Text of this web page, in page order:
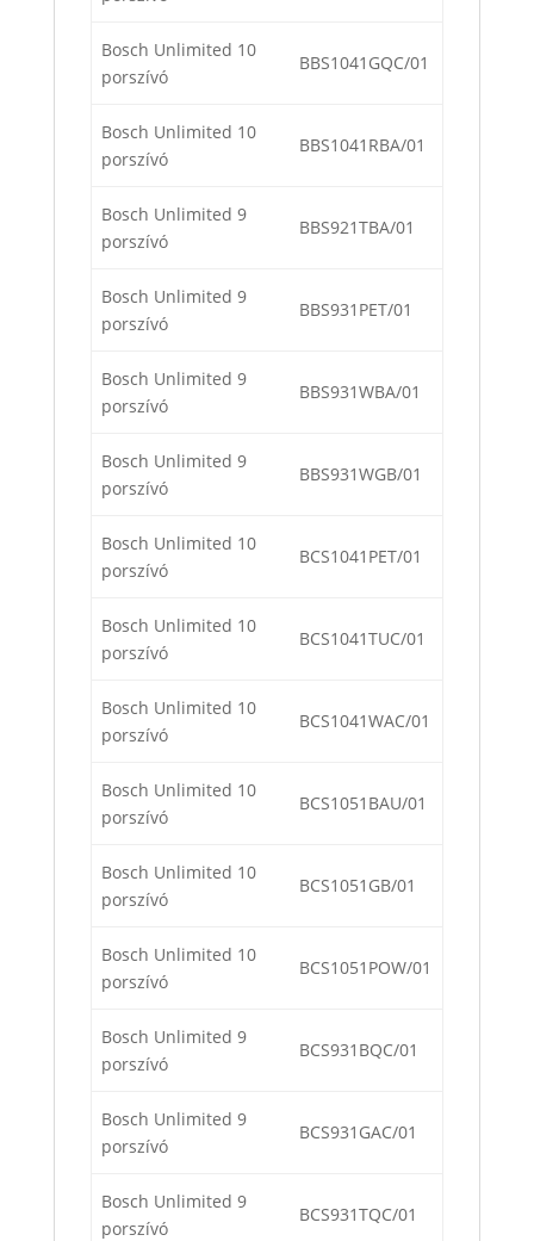
Bosch Unlimited 10
porszívó
BBS1041GQC/01
Bosch Unlimited 10
porszívó
BBS1041RBA/01
Bosch Unlimited 9
porszívó
BBS921TBA/01
Bosch Unlimited 9
porszívó
BBS931PET/01
Bosch Unlimited 9
porszívó
BBS931WBA/01
Bosch Unlimited 9
porszívó
BBS931WGB/01
Bosch Unlimited 10
porszívó
BCS1041PET/01
Bosch Unlimited 10
porszívó
BCS1041TUC/01
Bosch Unlimited 10
porszívó
BCS1041WAC/01
Bosch Unlimited 10
porszívó
BCS1051BAU/01
Bosch Unlimited 10
porszívó
BCS1051GB/01
Bosch Unlimited 10
porszívó
BCS1051POW/01
Bosch Unlimited 9
porszívó
BCS931BQC/01
Bosch Unlimited 9
porszívó
BCS931GAC/01
Bosch Unlimited 9
porszívó
BCS931TQC/01